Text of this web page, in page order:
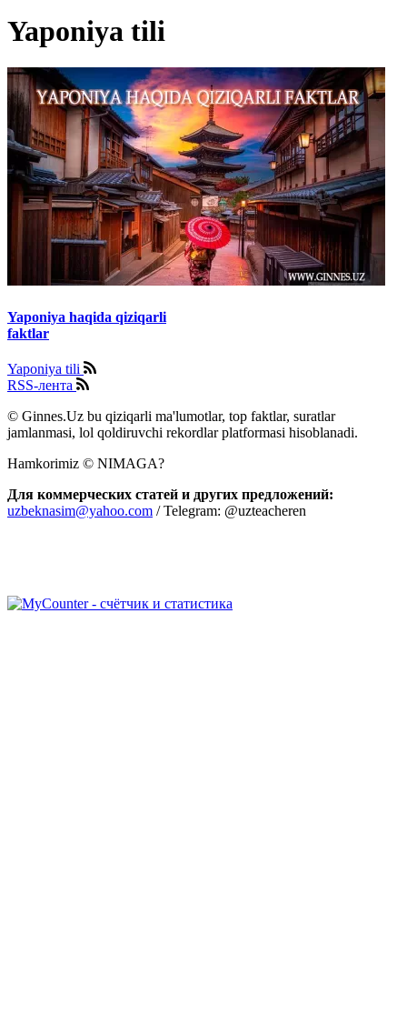
Yaponiya tili
Yaponiya haqida qiziqarli
faktlar
Yaponiya tili
RSS-лента
© Ginnes.Uz bu qiziqarli ma'lumotlar, top faktlar, suratlar
jamlanmasi, lol qoldiruvchi rekordlar platformasi hisoblanadi.
Hamkorimiz © NIMAGA?
Для коммерческих статей и других предложений:
uzbeknasim@yahoo.com / Telegram: @uzteacheren